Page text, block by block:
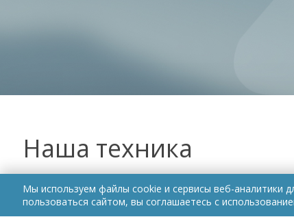
Наша техника
FPVDJIКомплектующие
Мы используем файлы cookie и сервисы веб-аналитики
пользоваться сайтом, вы соглашаетесь с